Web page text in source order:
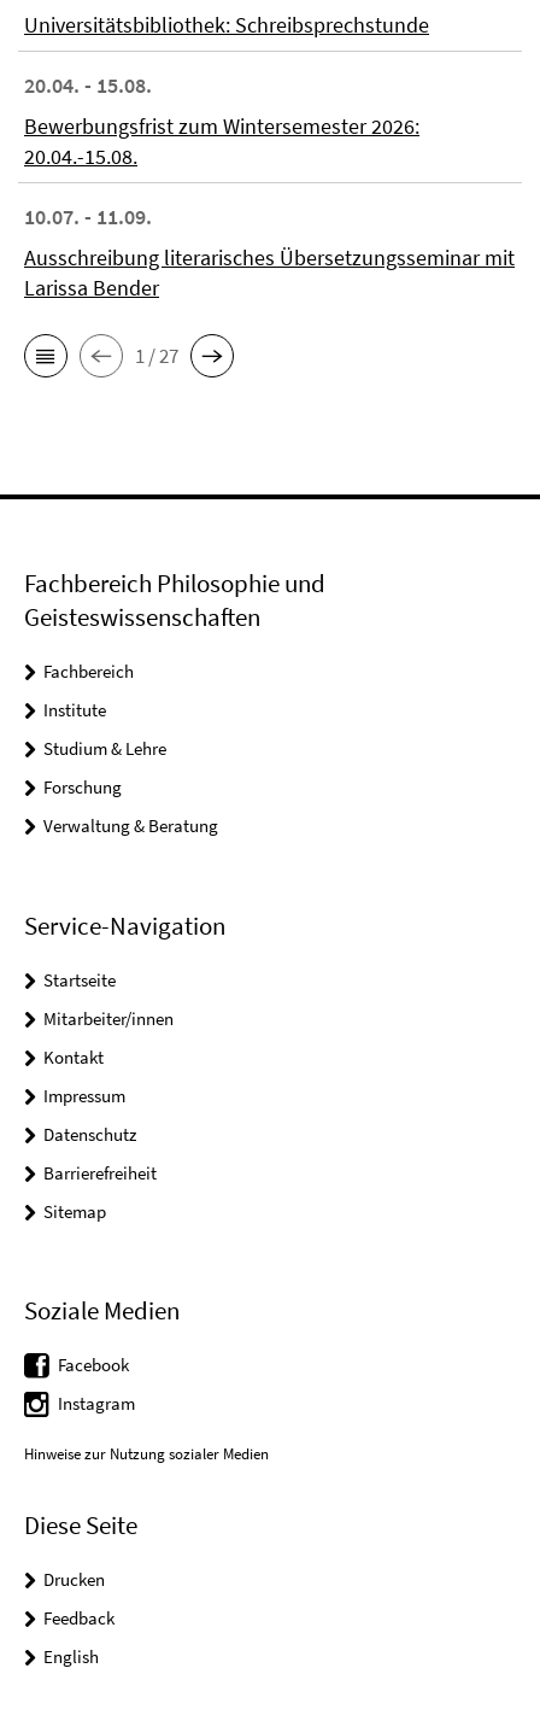
Universitätsbibliothek: Schreibsprechstunde
20.04. - 15.08.
Bewerbungsfrist zum Wintersemester 2026:
20.04.-15.08.
10.07. - 11.09.
Ausschreibung literarisches Übersetzungsseminar mit
Larissa Bender
1 / 27
Fachbereich Philosophie und
Geisteswissenschaften
Fachbereich
Institute
Studium & Lehre
Forschung
Verwaltung & Beratung
Service-Navigation
Startseite
Mitarbeiter/innen
Kontakt
Impressum
Datenschutz
Barrierefreiheit
Sitemap
Soziale Medien
Facebook
Instagram
Hinweise zur Nutzung sozialer Medien
Diese Seite
Drucken
Feedback
English